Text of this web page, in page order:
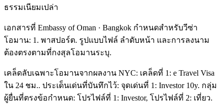
ธรรมเนียมเปล่า
เอกสารที่ Embassy of Oman · Bangkok กำหนดสำหรับวีซ่า
โอมาน: 1. พาสปอร์ต. รูปแบบไฟล์ ลำดับหน้า และการลงนาม
ต้องตรงตามที่กงสุลโอมานระบุ.
เคล็ดลับเฉพาะโอมานจากผลงาน NYC: เคล็ดที่ 1: e Travel Visa
ใน 24 ชม.. ประเด็นเด่นที่บันทึกไว้: จุดเด่นที่ 1: Investor 10y. กลุ่ม
ผู้ยื่นที่ตรงข้อกำหนด: โปรไฟล์ที่ 1: Investor, โปรไฟล์ที่ 2: เที่ยว.